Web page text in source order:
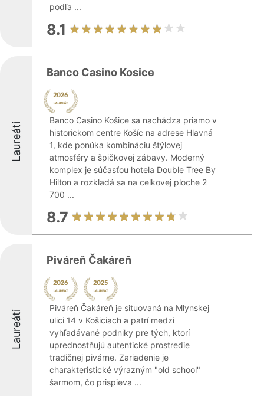
podľa ...
8.1
Laureáti
Banco Casino Kosice
Banco Casino Košice sa nachádza priamo v
historickom centre Košíc na adrese Hlavná
1, kde ponúka kombináciu štýlovej
atmosféry a špičkovej zábavy. Moderný
komplex je súčasťou hotela Double Tree By
Hilton a rozkladá sa na celkovej ploche 2
700 ...
8.7
Laureáti
Piváreň Čakáreň
Piváreň Čakáreň je situovaná na Mlynskej
ulici 14 v Košiciach a patrí medzi
vyhľadávané podniky pre tých, ktorí
uprednostňujú autentické prostredie
tradičnej pivárne. Zariadenie je
charakteristické výrazným "old school"
šarmom, čo prispieva ...